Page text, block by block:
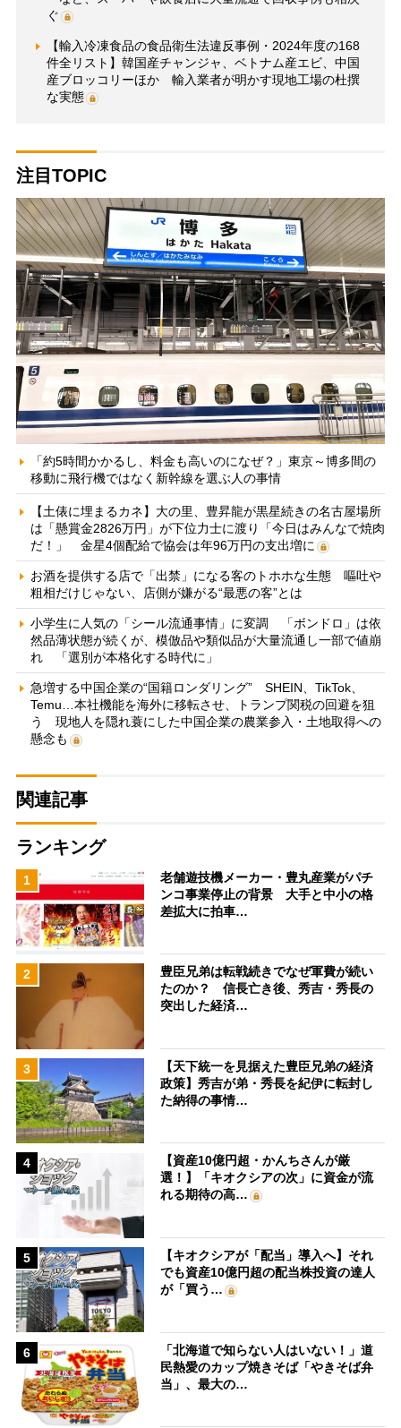
ぐ
【輸入冷凍食品の食品衛生法違反事例・2024年度の168
件全リスト】韓国産チャンジャ、ベトナム産エビ、中国
産ブロッコリーほか 輸入業者が明かす現地工場の杜撰
な実態
注目TOPIC
「約5時間かかるし、料金も高いのになぜ？」東京～博多間の
移動に飛行機ではなく新幹線を選ぶ人の事情
【土俵に埋まるカネ】大の里、豊昇龍が黒星続きの名古屋場所
は「懸賞金2826万円」が下位力士に渡り「今日はみんなで焼肉
だ！」 金星4個配給で協会は年96万円の支出増に
お酒を提供する店で「出禁」になる客のトホホな生態 嘔吐や
粗相だけじゃない、店側が嫌がる“最悪の客”とは
小学生に人気の「シール流通事情」に変調 「ボンドロ」は依
然品薄状態が続くが、模倣品や類似品が大量流通し一部で値崩
れ 「選別が本格化する時代に」
急増する中国企業の“国籍ロンダリング” SHEIN、TikTok、
Temu…本社機能を海外に移転させ、トランプ関税の回避を狙
う 現地人を隠れ蓑にした中国企業の農業参入・土地取得への
懸念も
関連記事
ランキング
1
老舗遊技機メーカー・豊丸産業がパチ
ンコ事業停止の背景 大手と中小の格
差拡大に拍車…
2
豊臣兄弟は転戦続きでなぜ軍費が続い
たのか？ 信長亡き後、秀吉・秀長の
突出した経済…
3
【天下統一を見据えた豊臣兄弟の経済
政策】秀吉が弟・秀長を紀伊に転封し
た納得の事情…
4
【資産10億円超・かんちさんが厳
選！】「キオクシアの次」に資金が流
れる期待の高…
5
【キオクシアが「配当」導入へ】それ
でも資産10億円超の配当株投資の達人
が「買う…
6
「北海道で知らない人はいない！」道
民熱愛のカップ焼きそば「やきそば弁
当」、最大の…